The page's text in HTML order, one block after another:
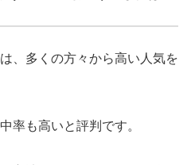
、多くの方々から高い人気を
率も高いと評判です。